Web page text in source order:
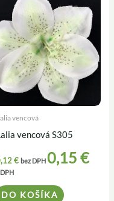
vencová
vencová S305
€ bez DPH0,15 €
DO KOŠÍKA